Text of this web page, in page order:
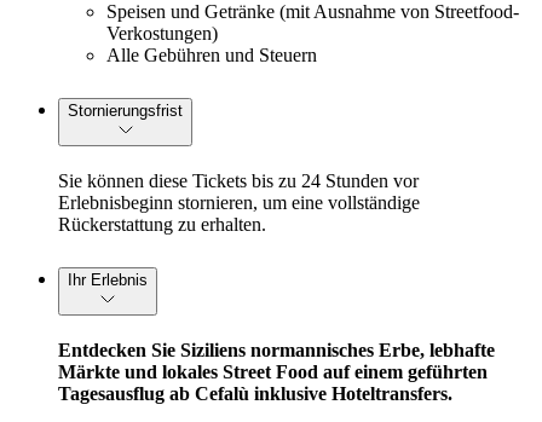
Speisen und Getränke (mit Ausnahme von Streetfood-
Verkostungen)
Alle Gebühren und Steuern
Stornierungsfrist
Sie können diese Tickets bis zu 24 Stunden vor
Erlebnisbeginn stornieren, um eine vollständige
Rückerstattung zu erhalten.
Ihr Erlebnis
Entdecken Sie Siziliens normannisches Erbe, lebhafte
Märkte und lokales Street Food auf einem geführten
Tagesausflug ab Cefalù inklusive Hoteltransfers.